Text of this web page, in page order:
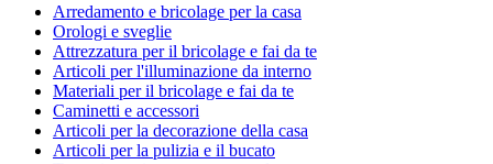
Arredamento e bricolage per la casa
Orologi e sveglie
Attrezzatura per il bricolage e fai da te
Articoli per l'illuminazione da interno
Materiali per il bricolage e fai da te
Caminetti e accessori
Articoli per la decorazione della casa
Articoli per la pulizia e il bucato